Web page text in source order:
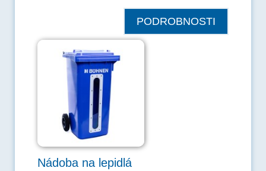
PODROBNOSTI
Nádoba na lepidlá